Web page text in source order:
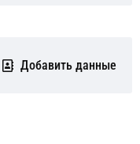
Добавить данные